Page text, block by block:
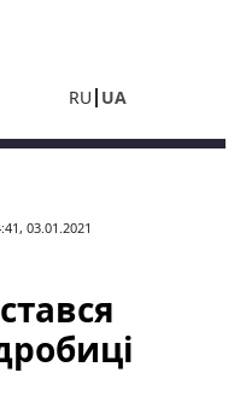
RU UA
03.01.2021